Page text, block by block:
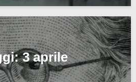
3 aprile